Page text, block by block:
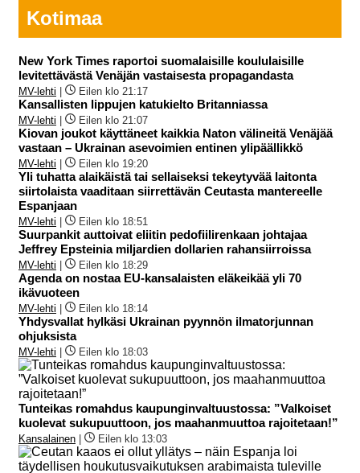
Kotimaa
New York Times raportoi suomalaisille koululaisille
levitettävästä Venäjän vastaisesta propagandasta
MV-lehti Eilen klo 21:17
Kansallisten lippujen katukielto Britanniassa
MV-lehti Eilen klo 21:07
Kiovan joukot käyttäneet kaikkia Naton välineitä Venäjää
vastaan – Ukrainan asevoimien entinen ylipäällikkö
MV-lehti Eilen klo 19:20
Yli tuhatta alaikäistä tai sellaiseksi tekeytyvää laitonta
siirtolaista vaaditaan siirrettävän Ceutasta mantereelle
Espanjaan
MV-lehti Eilen klo 18:51
Suurpankit auttoivat eliitin pedofiilirenkaan johtajaa
Jeffrey Epsteinia miljardien dollarien rahansiirroissa
MV-lehti Eilen klo 18:29
Agenda on nostaa EU-kansalaisten eläkeikää yli 70
ikävuoteen
MV-lehti Eilen klo 18:14
Yhdysvallat hylkäsi Ukrainan pyynnön ilmatorjunnan
ohjuksista
MV-lehti Eilen klo 18:03
Tunteikas romahdus kaupunginvaltuustossa: ”Valkoiset
kuolevat sukupuuttoon, jos maahanmuuttoa rajoitetaan!”
Kansalainen Eilen klo 13:03